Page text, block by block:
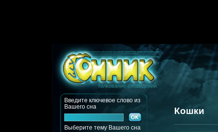
толкование сновидений
Введите ключевое слово из
Вашего сна
Выберите тему Вашего сна
Кошки